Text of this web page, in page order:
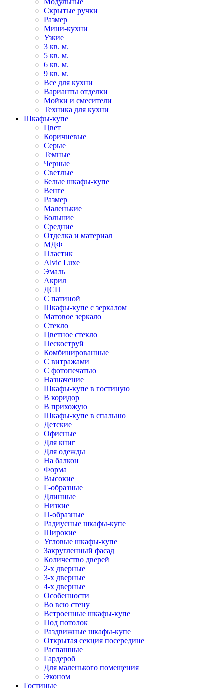
Модульные
Скрытые ручки
Размер
Мини-кухни
Узкие
3 кв. м.
5 кв. м.
6 кв. м.
9 кв. м.
Все для кухни
Варианты отделки
Мойки и смесители
Техника для кухни
Шкафы-купе
Цвет
Коричневые
Серые
Темные
Черные
Светлые
Белые шкафы-купе
Венге
Размер
Маленькие
Большие
Средние
Отделка и материал
МДФ
Пластик
Alvic Luxe
Эмаль
Акрил
ДСП
С патиной
Шкафы-купе с зеркалом
Матовое зеркало
Стекло
Цветное стекло
Пескоструй
Комбинированные
С витражами
С фотопечатью
Назначение
Шкафы-купе в гостиную
В коридор
В прихожую
Шкафы-купе в спальню
Детские
Офисные
Для книг
Для одежды
На балкон
Форма
Высокие
Г-образные
Длинные
Низкие
П-образные
Радиусные шкафы-купе
Широкие
Угловые шкафы-купе
Закругленный фасад
Количество дверей
2-х дверные
3-х дверные
4-х дверные
Особенности
Во всю стену
Встроенные шкафы-купе
Под потолок
Раздвижные шкафы-купе
Открытая секция посередине
Распашные
Гардероб
Для маленького помещения
Эконом
Гостиные